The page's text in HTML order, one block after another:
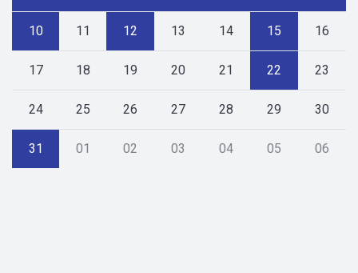
10 11 12 13 14 15 16
17 18 19 20 21 22 23
24 25 26 27 28 29 30
31 01 02 03 04 05 06